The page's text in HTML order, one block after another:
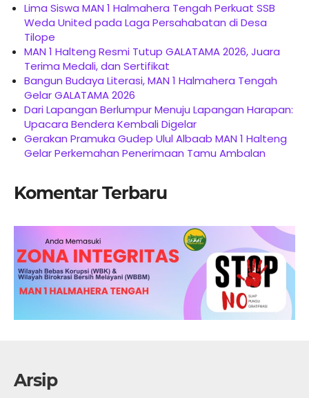
Lima Siswa MAN 1 Halmahera Tengah Perkuat SSB
Weda United pada Laga Persahabatan di Desa
Tilope
MAN 1 Halteng Resmi Tutup GALATAMA 2026, Juara
Terima Medali, dan Sertifikat
Bangun Budaya Literasi, MAN 1 Halmahera Tengah
Gelar GALATAMA 2026
Dari Lapangan Berlumpur Menuju Lapangan Harapan:
Upacara Bendera Kembali Digelar
Gerakan Pramuka Gudep Ulul Albaab MAN 1 Halteng
Gelar Perkemahan Penerimaan Tamu Ambalan
Komentar Terbaru
Arsip